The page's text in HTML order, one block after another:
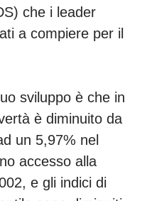
che i leader
a compiere per il
sviluppo è che in
è diminuito da
un 5,97% nel
accesso alla
e gli indici di